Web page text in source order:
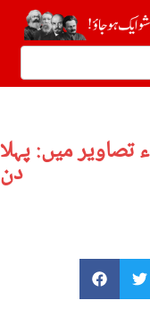
لال سلام کانگریس 17-2016ء تصاویر میں: پہلا
دن